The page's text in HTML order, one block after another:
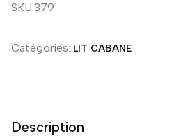
SKU:379
Catégories: LIT CABANE
Description